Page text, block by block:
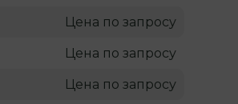
Цена по запросу
Цена по запросу
Цена по запросу